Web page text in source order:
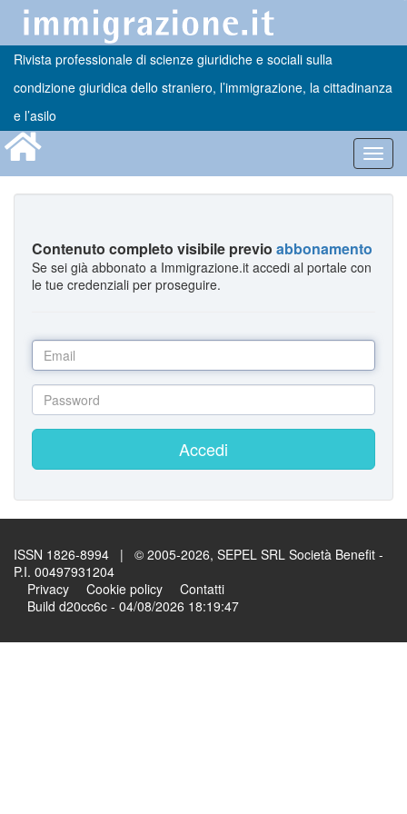
Rivista professionale di scienze giuridiche e sociali sulla
condizione giuridica dello straniero, l’immigrazione, la cittadinanza
e l’asilo
Contenuto completo visibile previo abbonamento
Se sei già abbonato a Immigrazione.it accedi al portale con
le tue credenziali per proseguire.
Accedi
ISSN 1826-8994 | © 2005-2026, SEPEL SRL Società Benefit -
P.I. 00497931204
Privacy
Cookie policy
Contatti
Build d20cc6c - 04/08/2026 18:19:47